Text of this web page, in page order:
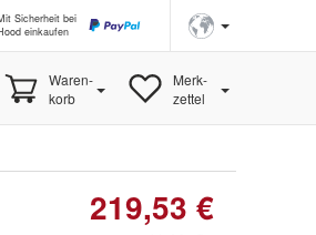
Sicherheit bei
einkaufen
Waren-
korb
Merk-
zettel
219,53 €